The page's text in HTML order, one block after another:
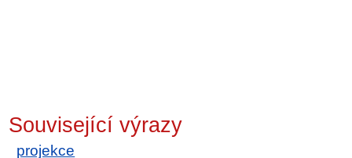
Související výrazy
projekce